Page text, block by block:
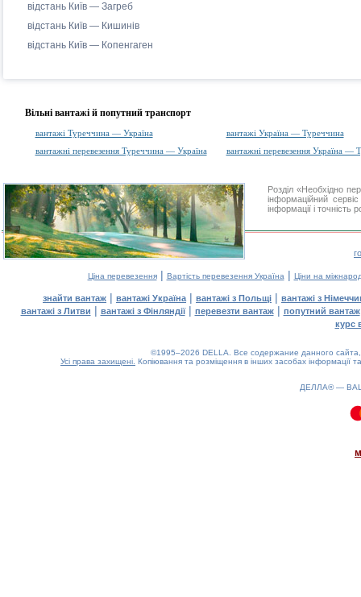
відстань Київ — Загреб
відстань Київ — Кишинів
відстань Київ — Копенгаген
Вільні вантажі й попутний транспорт
вантажі Туреччина — Україна
вантажі Україна — Туреччина
вантажні перевезення Туреччина — Україна
вантажні перевезення Україна —
Розділ «Необхідно
інформаційний
інформації і
Ціна перевезення| Вартість перевезення Україна | Ціни на
знайти вантаж | вантажі Україна | вантажі з Польщі | вантажі з
вантажі з Литви | вантажі з Фінляндії| перевезти вантаж| попутний вантаж
курс
©1995–2026 DELLA. Все содержание данного
Усі права захищені. Копіювання та розміщення в інших засобах інформації
ДЕЛЛА® —